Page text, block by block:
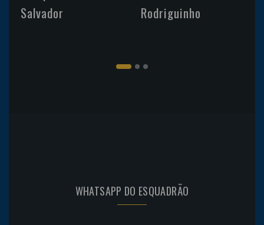
Salvador
Rodriguinho
WHATSAPP DO ESQUADRÃO